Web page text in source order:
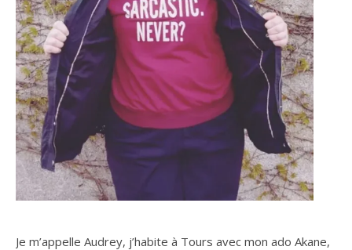
Je m’appelle Audrey, j’habite à Tours avec mon ado Akane,